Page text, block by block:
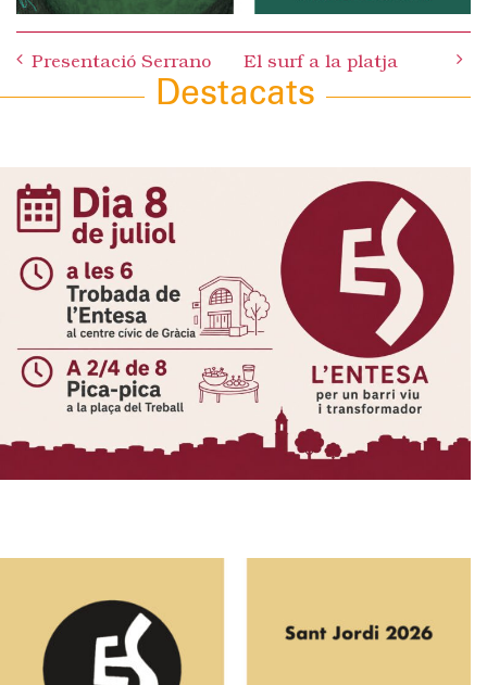
navigation
Presentació Serrano El surf a la platja
Destacats